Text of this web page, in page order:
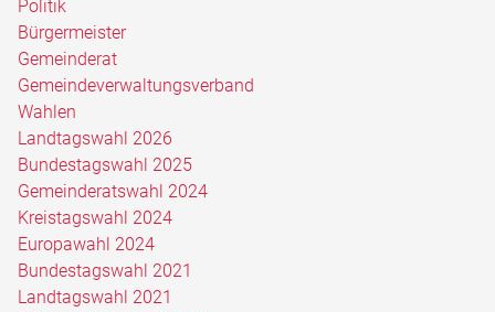
Politik
Bürgermeister
Gemeinderat
Gemeindeverwaltungsverband
Wahlen
Landtagswahl 2026
Bundestagswahl 2025
Gemeinderatswahl 2024
Kreistagswahl 2024
Europawahl 2024
Bundestagswahl 2021
Landtagswahl 2021